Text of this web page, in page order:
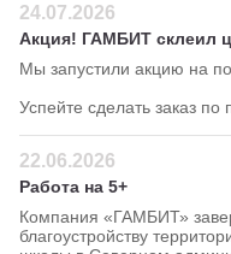
24.07.2026
Акция! ГАМБИТ склеил
Мы запустили акцию на
Успейте сделать заказ
22.06.2026
Работа на 5+
Компания «ГАМБИТ»
благоустройству